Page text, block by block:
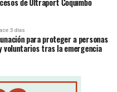
3 días
para proteger a personas
voluntarios tras la emergencia